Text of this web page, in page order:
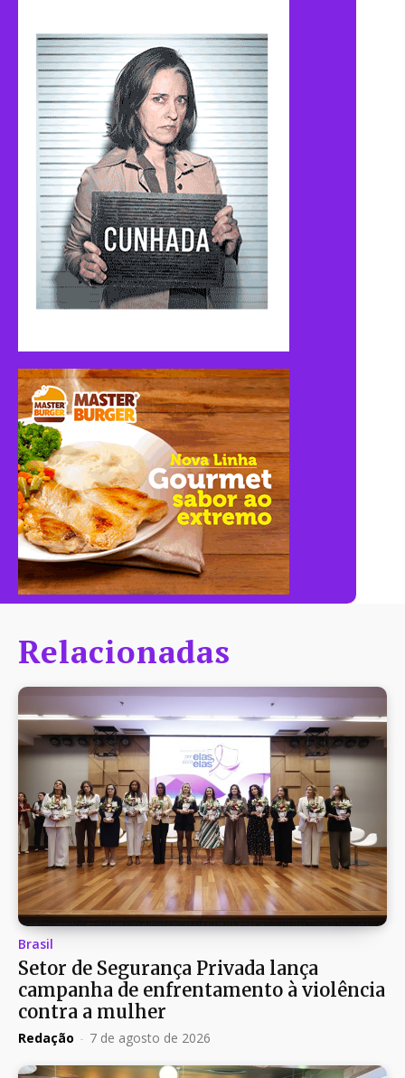
Relacionadas
Brasil
Setor de Segurança Privada lança
campanha de enfrentamento à violência
contra a mulher
Redação - 7 de agosto de 2026